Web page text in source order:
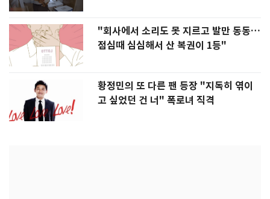
"회사에서 소리도 못 지르고 발만 동동…
점심때 심심해서 산 복권이 1등"
황정민의 또 다른 팬 등장 "지독히 엮이
고 싶었던 건 너" 폭로녀 직격